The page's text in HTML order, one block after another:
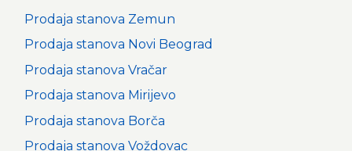
Prodaja stanova Zemun
Prodaja stanova Novi Beograd
Prodaja stanova Vračar
Prodaja stanova Mirijevo
Prodaja stanova Borča
Prodaja stanova Voždovac